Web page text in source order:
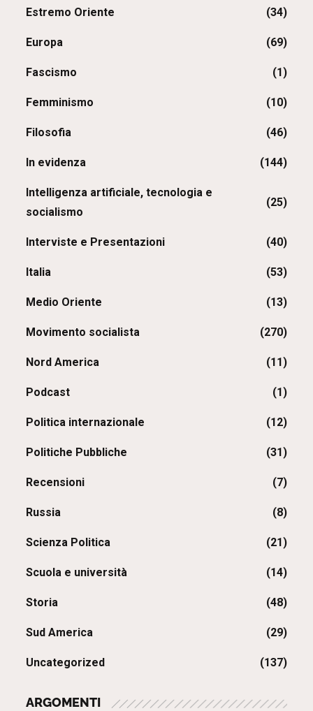
Estremo Oriente (34)
Europa (69)
Fascismo (1)
Femminismo (10)
Filosofia (46)
In evidenza (144)
Intelligenza artificiale, tecnologia e
socialismo
(25)
Interviste e Presentazioni (40)
Italia (53)
Medio Oriente (13)
Movimento socialista (270)
Nord America (11)
Podcast (1)
Politica internazionale (12)
Politiche Pubbliche (31)
Recensioni (7)
Russia (8)
Scienza Politica (21)
Scuola e università (14)
Storia (48)
Sud America (29)
Uncategorized (137)
ARGOMENTI